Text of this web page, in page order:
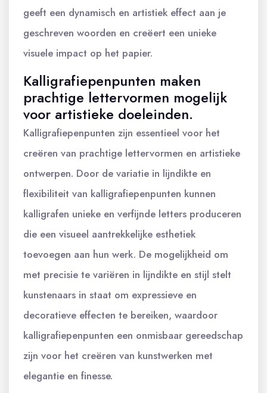
geeft een dynamisch en artistiek effect aan je
geschreven woorden en creëert een unieke
visuele impact op het papier.
Kalligrafiepenpunten maken
prachtige lettervormen mogelijk
voor artistieke doeleinden.
Kalligrafiepenpunten zijn essentieel voor het
creëren van prachtige lettervormen en artistieke
ontwerpen. Door de variatie in lijndikte en
flexibiliteit van kalligrafiepenpunten kunnen
kalligrafen unieke en verfijnde letters produceren
die een visueel aantrekkelijke esthetiek
toevoegen aan hun werk. De mogelijkheid om
met precisie te variëren in lijndikte en stijl stelt
kunstenaars in staat om expressieve en
decoratieve effecten te bereiken, waardoor
kalligrafiepenpunten een onmisbaar gereedschap
zijn voor het creëren van kunstwerken met
elegantie en finesse.